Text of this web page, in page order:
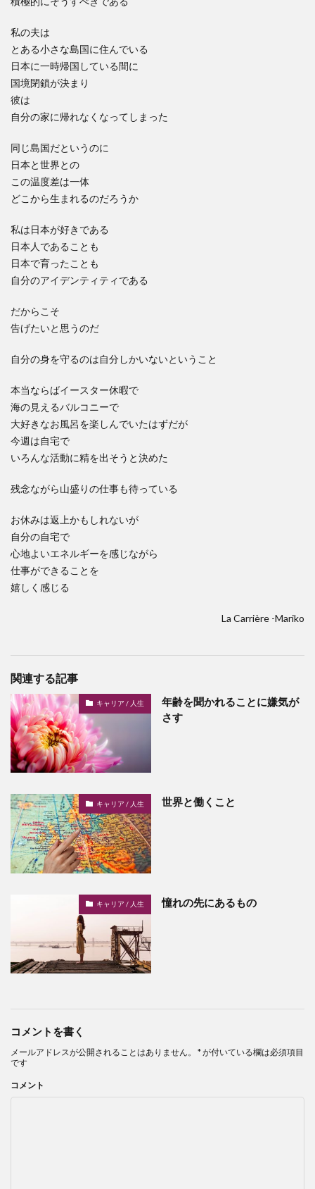
私の夫は
とある小さな島国に住んでいる
日本に一時帰国している間に
国境閉鎖が決まり
彼は
自分の家に帰れなくなってしまった
同じ島国だというのに
日本と世界との
この温度差は一体
どこから生まれるのだろうか
私は日本が好きである
日本人であることも
日本で育ったことも
自分のアイデンティティである
だからこそ
告げたいと思うのだ
自分の身を守るのは自分しかいないということ
本当ならばイースター休暇で
海の見えるバルコニーで
大好きなお風呂を楽しんでいたはずだが
今週は自宅で
いろんな活動に精を出そうと決めた
残念ながら山盛りの仕事も待っている
お休みは返上かもしれないが
自分の自宅で
心地よいエネルギーを感じながら
仕事ができることを
嬉しく感じる
La Carrière -Mariko
関連する記事
キャリア / 人生
年齢を聞かれることに嫌気が
さす
キャリア / 人生 世界と働くこと
キャリア / 人生 憧れの先にあるもの
コメントを書く
メールアドレスが公開されることはありません。 *が付いている欄は必須項目
です
コメント